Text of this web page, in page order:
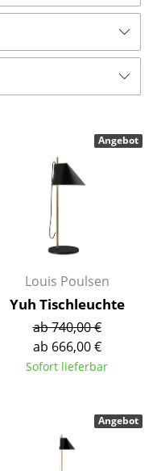
Louis Poulsen
Yuh Tischleuchte
ab 740,00 €
ab 666,00 €
Sofort lieferbar
Angebot
Angebot